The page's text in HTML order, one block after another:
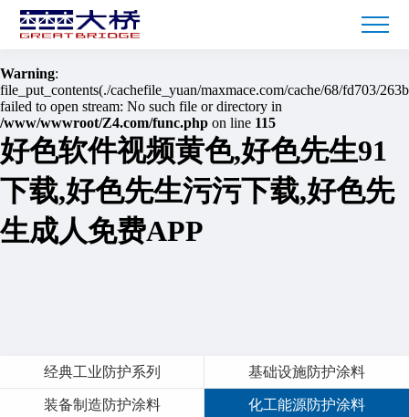
Warning: mkdir(): No space left on device in
/www/wwwroot/Z4.com/func.php
Warning:
file_put_contents(./cachefile_yuan/maxmace.com/cache/68/fd703/
failed to open stream: No such file or directory in
/www/wwwroot/Z4.com/func.php on line 115
好色软件视频黄色,好色先生91
下载,好色先生污污下载,好色先
生成人免费APP
经典工业防护系列 基础设施防护涂料
装备制造防护涂料 化工能源防护涂料